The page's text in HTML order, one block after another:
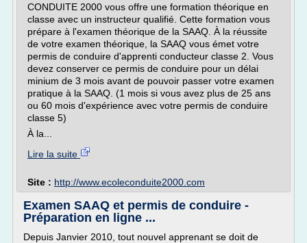
CONDUITE 2000 vous offre une formation théorique en
classe avec un instructeur qualifié. Cette formation vous
prépare à l'examen théorique de la SAAQ. À la réussite
de votre examen théorique, la SAAQ vous émet votre
permis de conduire d'apprenti conducteur classe 2. Vous
devez conserver ce permis de conduire pour un délai
minium de 3 mois avant de pouvoir passer votre examen
pratique à la SAAQ. (1 mois si vous avez plus de 25 ans
ou 60 mois d'expérience avec votre permis de conduire
classe 5)
À la...
Lire la suite
Site : http://www.ecoleconduite2000.com
Examen SAAQ et permis de conduire -
Préparation en ligne ...
Depuis Janvier 2010, tout nouvel apprenant se doit de